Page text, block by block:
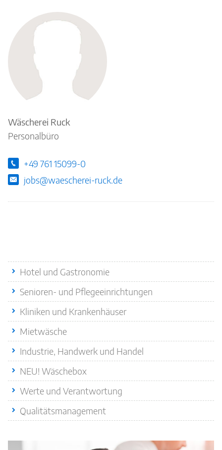
Ansprechpartner
Wäscherei Ruck
Personalbüro
+49 761 15099-0
jobs@waescherei-ruck.de
Quicklinks
Hotel und Gastronomie
Senioren- und Pflegeeinrichtungen
Kliniken und Krankenhäuser
Mietwäsche
Industrie, Handwerk und Handel
NEU! Wäschebox
Werte und Verantwortung
Qualitätsmanagement